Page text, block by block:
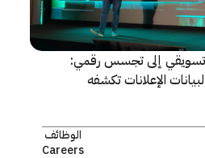
إلى تجسس رقمي:
الإعلانات تكشفه
الوظائف
Careers